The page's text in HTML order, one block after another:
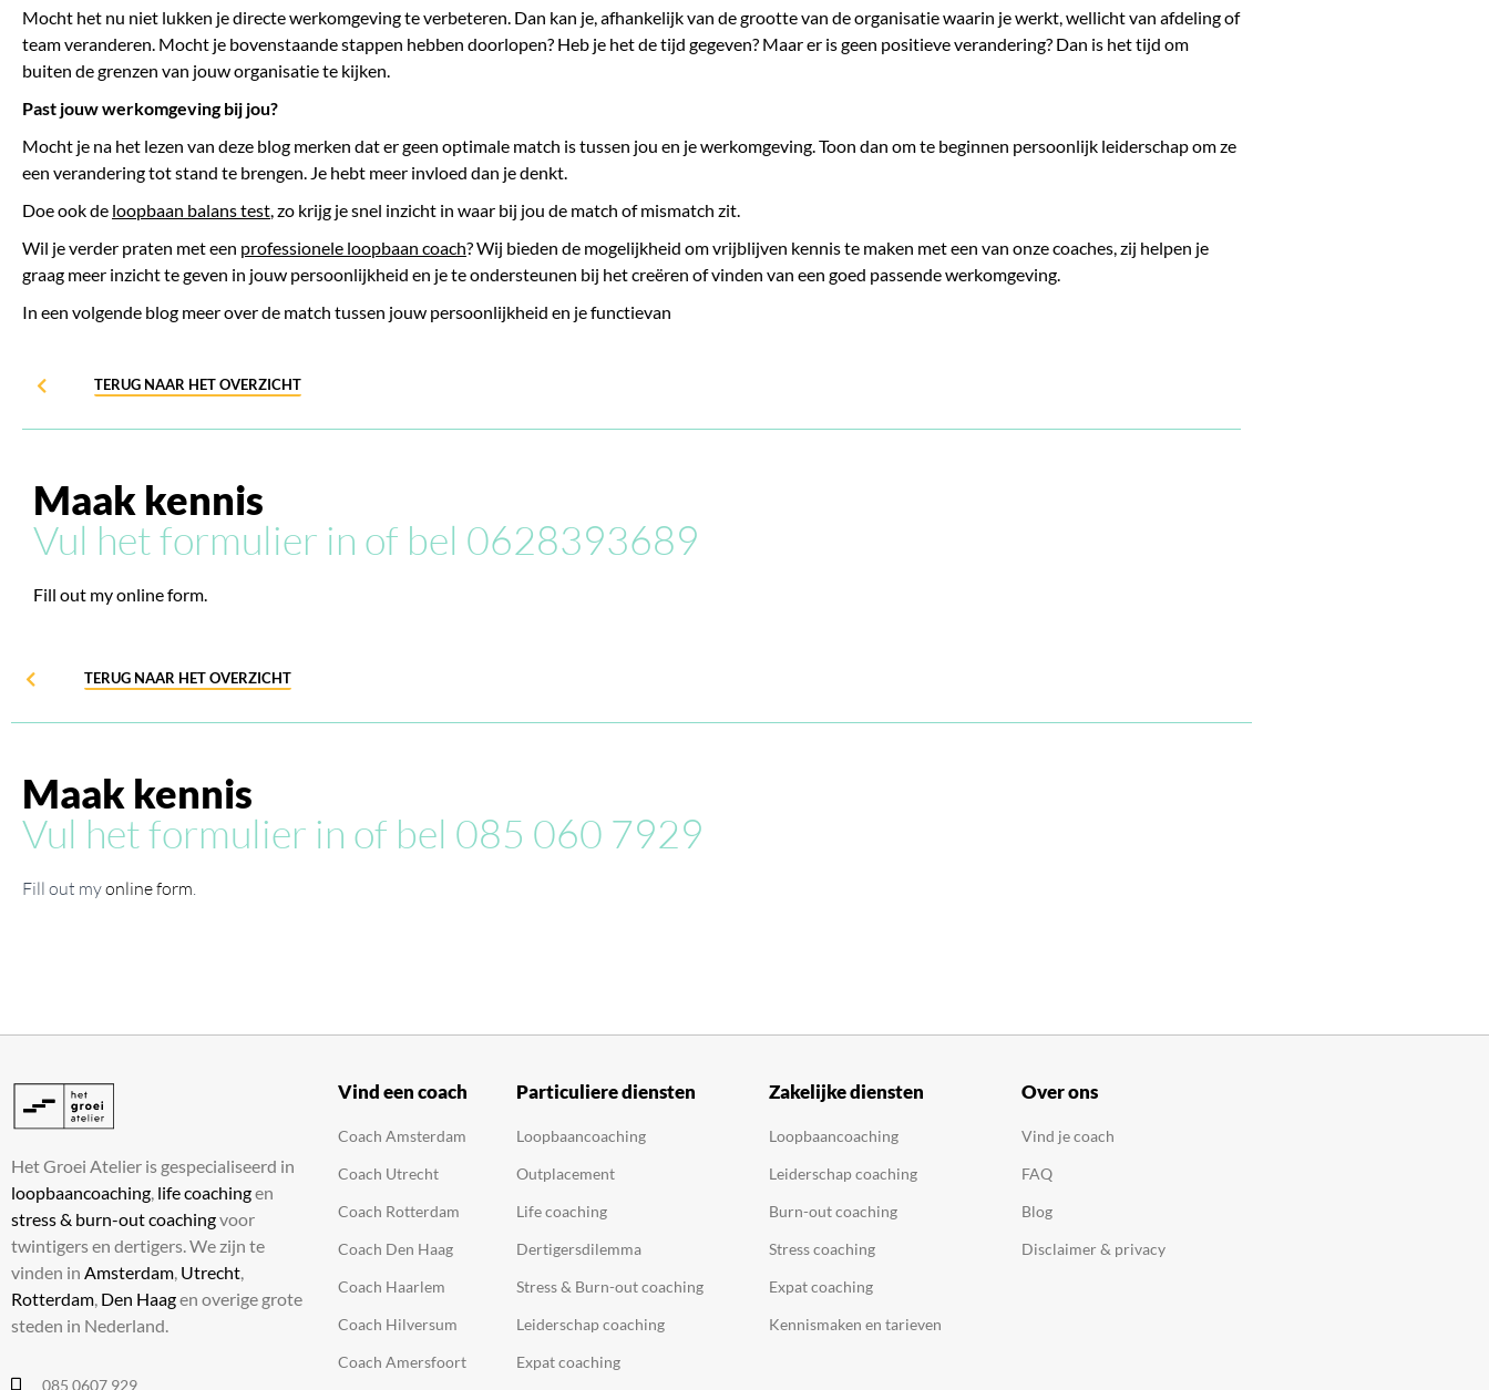
Mocht het nu niet lukken je directe werkomgeving te verbeteren. Dan kan je, afhankelijk van de grootte van de organisatie waarin je werkt, wellicht van afdeling of
team veranderen. Mocht je bovenstaande stappen hebben doorlopen? Heb je het de tijd gegeven? Maar er is geen positieve verandering? Dan is het tijd om
buiten de grenzen van jouw organisatie te kijken.
Past jouw werkomgeving bij jou?
Mocht je na het lezen van deze blog merken dat er geen optimale match is tussen jou en je werkomgeving. Toon dan om te beginnen persoonlijk leiderschap om ze
een verandering tot stand te brengen. Je hebt meer invloed dan je denkt.
Doe ook de loopbaan balans test, zo krijg je snel inzicht in waar bij jou de match of mismatch zit.
Wil je verder praten met een professionele loopbaan coach? Wij bieden de mogelijkheid om vrijblijven kennis te maken met een van onze coaches, zij helpen je
graag meer inzicht te geven in jouw persoonlijkheid en je te ondersteunen bij het creëren of vinden van een goed passende werkomgeving.
In een volgende blog meer over de match tussen jouw persoonlijkheid en je functievan
TERUG NAAR HET OVERZICHT
Maak kennis
Vul het formulier in of bel 0628393689
Fill out myonline form.
TERUG NAAR HET OVERZICHT
Maak kennis
Vul het formulier in of bel 085 060 7929
Fill out myonline form.
Het Groei Atelier is gespecialiseerd in
loopbaancoaching, life coachingen
stress & burn-out coachingvoor
twintigers en dertigers. We zijn te
vinden in Amsterdam, Utrecht,
Rotterdam, Den Haagen overige grote
steden in Nederland.
085 0607 929
Vind een coach
Coach Amsterdam
Coach Utrecht
Coach Rotterdam
Coach Den Haag
Coach Haarlem
Coach Hilversum
Coach Amersfoort
Particuliere diensten
Loopbaancoaching
Outplacement
Life coaching
Dertigersdilemma
Stress & Burn-out coaching
Leiderschap coaching
Expat coaching
Zakelijke diensten
Loopbaancoaching
Leiderschap coaching
Burn-out coaching
Stress coaching
Expat coaching
Kennismaken en tarieven
Over ons
Vind je coach
FAQ
Blog
Disclaimer & privacy